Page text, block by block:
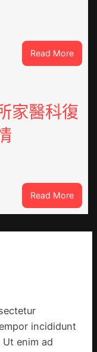
家
營
社
動
展
診
所
開
Read More:
云
養
價
生
態
葉
網
家醫科復
Read More:
膠
市
所
incididunt
enim ad